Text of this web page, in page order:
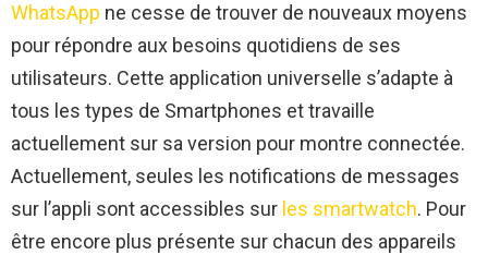
WhatsApp ne cesse de trouver de nouveaux moyens
pour répondre aux besoins quotidiens de ses
utilisateurs. Cette application universelle s’adapte à
tous les types de Smartphones et travaille
actuellement sur sa version pour montre connectée.
Actuellement, seules les notifications de messages
sur l’appli sont accessibles sur les smartwatch. Pour
être encore plus présente sur chacun des appareils